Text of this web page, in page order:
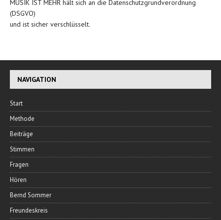
MUSIK IST MEHR hält sich an die Datenschutzgrundverordnung
(DSGVO)
und ist sicher verschlüsselt.
NAVIGATION
Start
Methode
Beiträge
Stimmen
Fragen
Hören
Bernd Sommer
Freundeskreis